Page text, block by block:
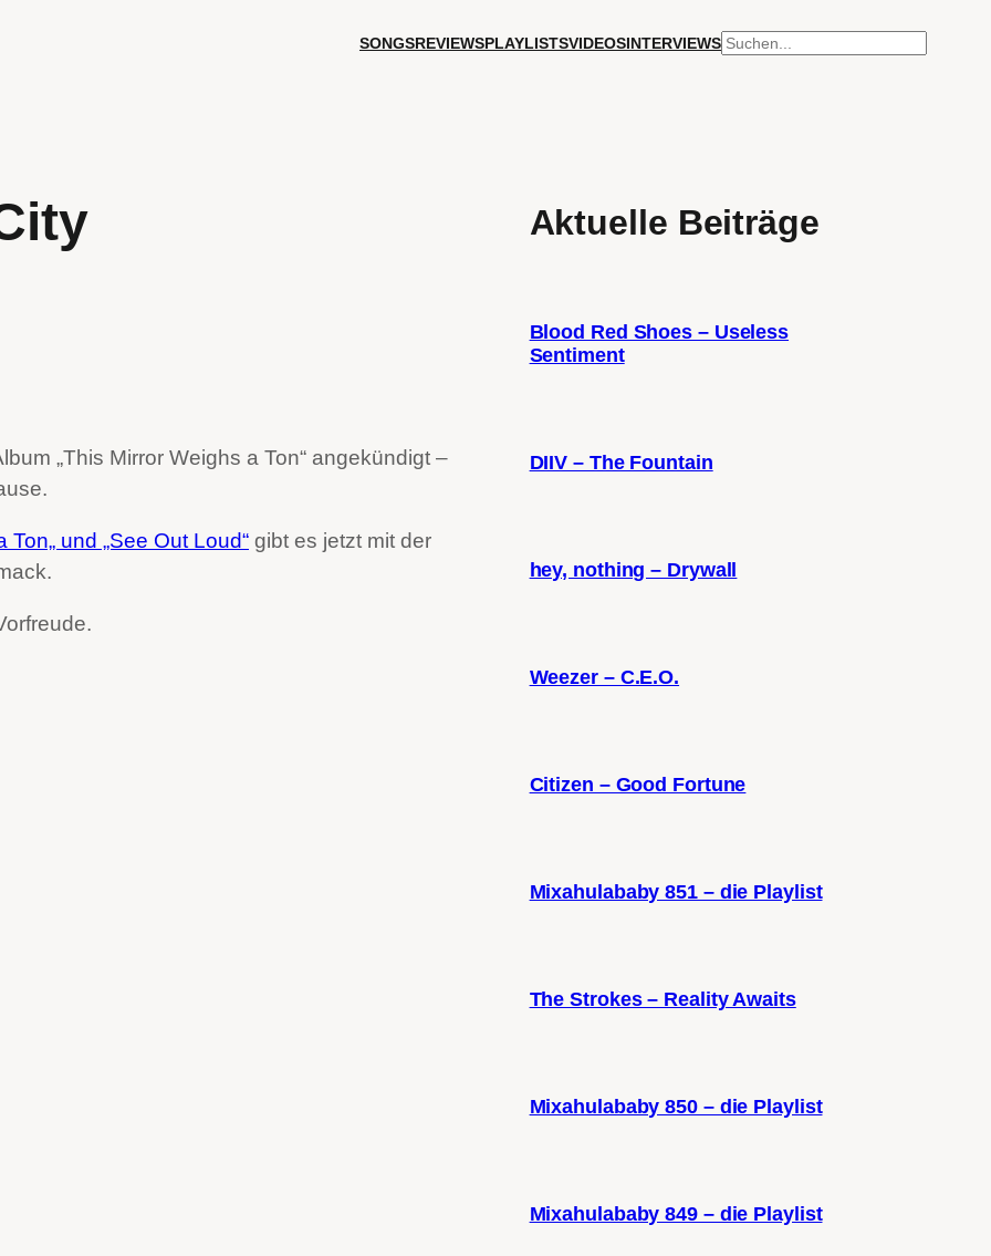
SONGSREVIEWSPLAYLISTSVIDEOSINTERVIEWSSUCHEN
„This Mirror Weighs a Ton“ angekündigt –
Ton„ und „See Out Loud“ gibt es jetzt mit der
Aktuelle Beiträge
Blood Red Shoes – Useless
Sentiment
DIIV – The Fountain
hey, nothing – Drywall
Weezer – C.E.O.
Citizen – Good Fortune
Mixahulababy 851 – die Playlist
The Strokes – Reality Awaits
Mixahulababy 850 – die Playlist
Mixahulababy 849 – die Playlist